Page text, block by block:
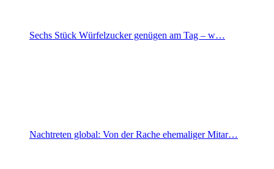
Sechs Stück Würfelzucker genügen am Tag – w…
Nachtreten global: Von der Rache ehemaliger Mitar…